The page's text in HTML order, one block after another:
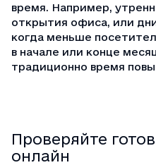
время. Например,
открытия офиса, или
когда меньше
в начале или конце
традиционно время
Проверяйте
онлайн